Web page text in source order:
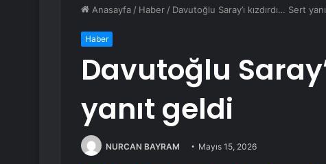
Anasayfa / Haber / Davutoğlu Saray’ı kızdırdı… Sert
Haber
Davutoğlu
yanıt geldi
NURCAN BAYRAM Mayıs 15, 2026